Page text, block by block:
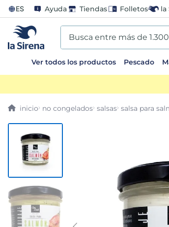
ES Ayuda Tiendas Folletos la
Busca entre más de 1.300
Ver todos los productos Pescado
no congelados salsas salsa para
TÉRMINOS MÁS BUSCADOS
1. helados sirena
3. patatas
. gamba
verduras
6 croquetas